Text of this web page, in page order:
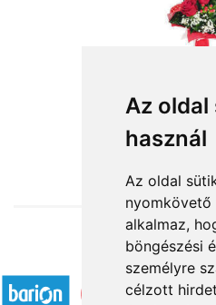
Az
használ
Az oldal
alkalmaz,
böngészési
személyre
célzott
Eger
19 680
Elfogadott